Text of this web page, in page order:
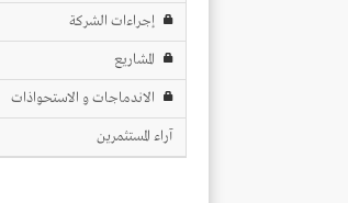
إجراءات الشركة
المشاريع
الاندماجات و الاستحواذات
آراء المستثمرين